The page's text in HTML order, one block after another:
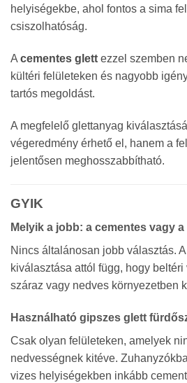
helyiségekbe, ahol fontos a sima
csiszolhatóság.
A cementes glett ezzel szemben
kültéri felületeken és nagyobb
tartós megoldást.
A megfelelő glettanyag
végeredmény érhető el, hanem a
jelentősen meghosszabbítható.
GYIK
Melyik a jobb: a cementes vagy
Nincs általánosan jobb választás.
kiválasztása attól függ, hogy
száraz vagy nedves környezetben
Használható gipszes glett
Csak olyan felületeken, amelyek
nedvességnek kitéve.
vizes helyiségekben inkább